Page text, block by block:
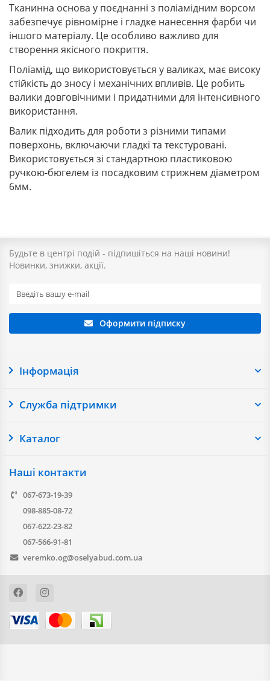
Тканинна основа у поєднанні з поліамідним ворсом
забезпечує рівномірне і гладке нанесення фарби чи
іншого матеріалу. Це особливо важливо для
створення якісного покриття.
Поліамід, що використовується у валиках, має високу
стійкість до зносу і механічних впливів. Це робить
валики довговічними і придатними для інтенсивного
використання.
Валик підходить для роботи з різними типами
поверхонь, включаючи гладкі та текстуровані.
Використовується зі стандартною пластиковою
ручкою-бюгелем із посадковим стрижнем діаметром
6мм.
Будьте в центрі подій - підпишіться на наші новини!
Новинки, знижки, акції.
Оформити підписку
Інформація
Служба підтримки
Каталог
Наші контакти
067-673-19-39
098-885-08-72
067-622-23-82
067-566-91-81
veremko.og@oselyabud.com.ua